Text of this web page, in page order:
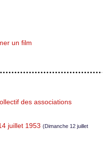
un film
des associations
juillet 1953 (Dimanche 12 juillet